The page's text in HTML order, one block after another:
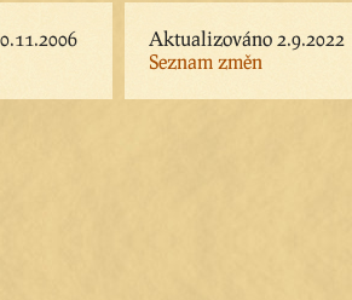
Aktualizováno 2.9.2022
Seznam změn